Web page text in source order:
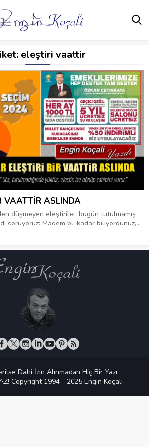
eleştiri vaattir
VAATTİR ASLINDA
düşmeyen eleştiriler, bugün tutulmamış
soruyoruz: Madem bu kadar biliyordunuz,...
Dahi İzin Alınmadan Hiç Bir Yazı
Copyright 1994 - 2025 Engin Koçali